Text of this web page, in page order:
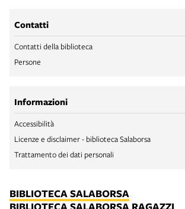
Contatti
Contatti della biblioteca
Persone
Informazioni
Accessibilità
Licenze e disclaimer - biblioteca Salaborsa
Trattamento dei dati personali
BIBLIOTECA SALABORSA